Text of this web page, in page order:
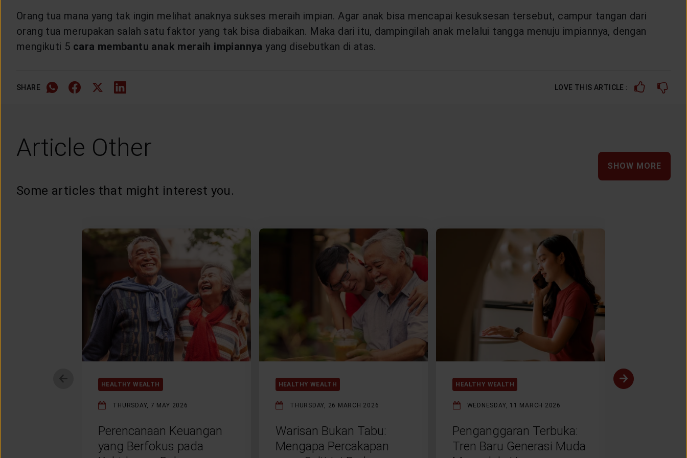
Orang tua mana yang tak ingin melihat anaknya sukses meraih impian. Agar anak bisa mencapai kesuksesan tersebut, campur tangan dari
orang tua merupakan salah satu faktor yang tak bisa diabaikan. Maka dari itu, dampingilah anak melalui tangga menuju impiannya, dengan
mengikuti 5 cara membantu anak meraih impiannya yang disebutkan di atas.
SHARE LOVE THIS ARTICLE :
Article Other
Some articles that might interest you.
SHOW MORE
HEALTHY WEALTH
THURSDAY, 7 MAY 2026
Perencanaan Keuangan
yang Berfokus pada
HEALTHY WEALTH
THURSDAY, 26 MARCH 2026
Warisan Bukan Tabu:
Mengapa Percakapan
HEALTHY WEALTH
WEDNESDAY, 11 MARCH 2026
Penganggaran Terbuka:
Tren Baru Generasi Muda
HEALTHY